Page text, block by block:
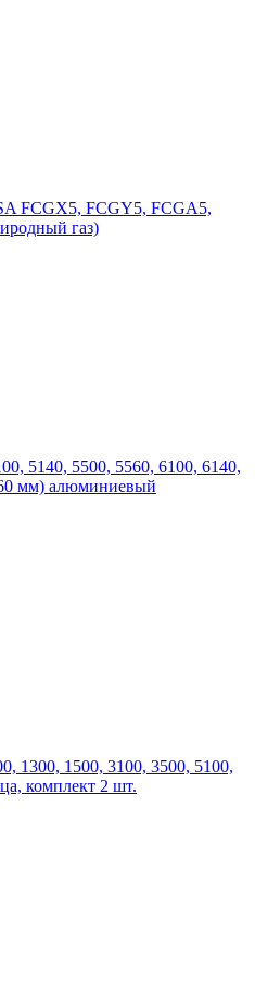
FCGX5, FCGY5, FCGA5,
газ)
5140, 5500, 5560, 6100, 6140,
мм) алюминиевый
1300, 1500, 3100, 3500, 5100,
комплект 2 шт.